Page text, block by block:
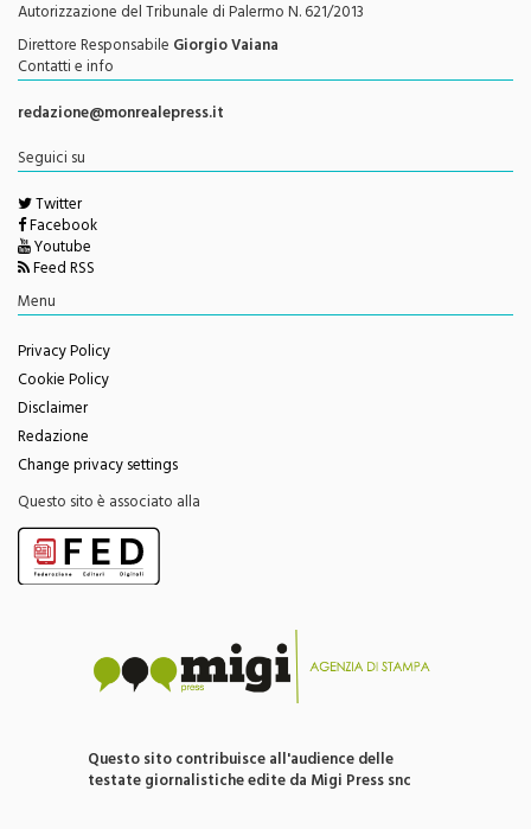
Direttore ResponsabileGiorgio Vaiana
Contatti e info
redazione@monrealepress.it
Twitter
Facebook
Youtube
Feed RSS
Menu
Privacy Policy
Cookie Policy
Disclaimer
Redazione
Change privacy settings
Questo sito è associato alla
testate giornalistiche edite da Migi Press snc